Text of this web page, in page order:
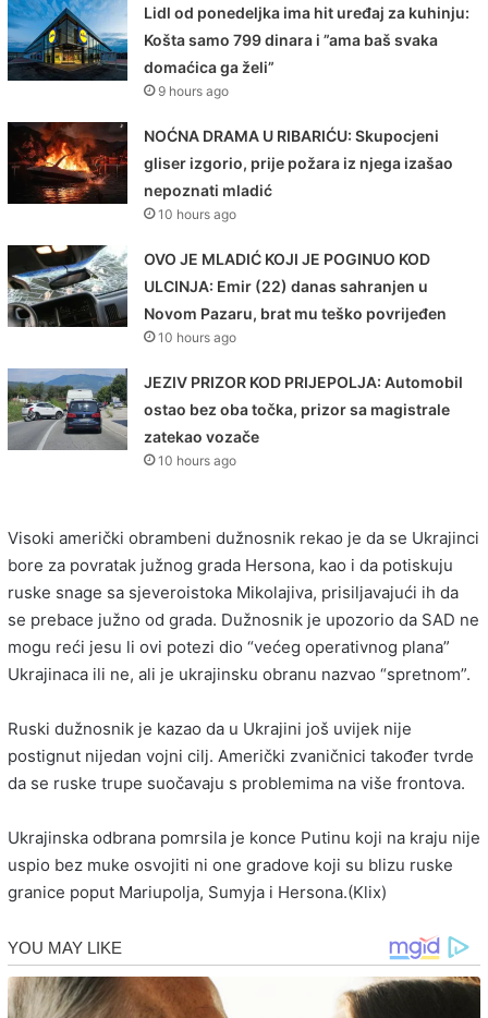
Lidl od ponedeljka ima hit uređaj za kuhinju:
Košta samo 799 dinara i ”ama baš svaka
domaćica ga želi”
9 hours ago
NOĆNA DRAMA U RIBARIĆU: Skupocjeni
gliser izgorio, prije požara iz njega izašao
nepoznati mladić
10 hours ago
OVO JE MLADIĆ KOJI JE POGINUO KOD
ULCINJA: Emir (22) danas sahranjen u
Novom Pazaru, brat mu teško povrijeđen
10 hours ago
JEZIV PRIZOR KOD PRIJEPOLJA: Automobil
ostao bez oba točka, prizor sa magistrale
zatekao vozače
10 hours ago
Visoki američki obrambeni dužnosnik rekao je da se Ukrajinci
bore za povratak južnog grada Hersona, kao i da potiskuju
ruske snage sa sjeveroistoka Mikolajiva, prisiljavajući ih da
se prebace južno od grada. Dužnosnik je upozorio da SAD ne
mogu reći jesu li ovi potezi dio “većeg operativnog plana”
Ukrajinaca ili ne, ali je ukrajinsku obranu nazvao “spretnom”.
Ruski dužnosnik je kazao da u Ukrajini još uvijek nije
postignut nijedan vojni cilj. Američki zvaničnici također tvrde
da se ruske trupe suočavaju s problemima na više frontova.
Ukrajinska odbrana pomrsila je konce Putinu koji na kraju nije
uspio bez muke osvojiti ni one gradove koji su blizu ruske
granice poput Mariupolja, Sumyja i Hersona.(Klix)